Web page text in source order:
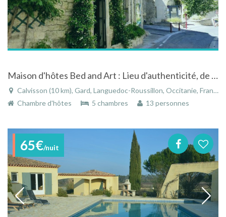
Maison d'hôtes Bed and Art : Lieu d'authenticité, de tradition et d'héritage.
Calvisson (10 km), Gard, Languedoc-Roussillon, Occitanie, France
Chambre d'hôtes
5 chambres 13 personnes
65€/nuit